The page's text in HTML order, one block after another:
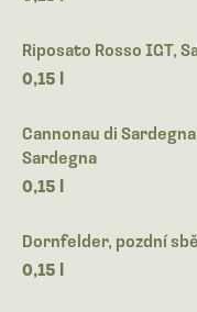
Riposato Rosso IGT,
0,15 l
Cannonau di
Sardegna
0,15 l
Dornfelder, pozdní
0,15 l